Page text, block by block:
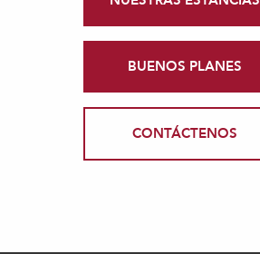
BUENOS PLANES
CONTÁCTENOS